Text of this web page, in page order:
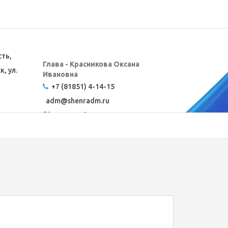
ул.
Глава - Красникова Оксана
Ивановна
+7 (81851) 4-14-15
adm@shenradm.ru
Карта сайта